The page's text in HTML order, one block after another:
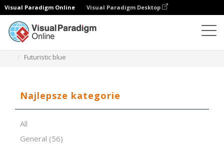
Visual Paradigm Online Visual Paradigm Desktop
Futuristic blue
Najlepsze kategorie
All
General (56)